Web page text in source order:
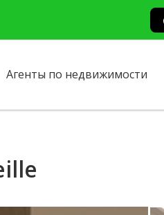
Агенты по недвижимости